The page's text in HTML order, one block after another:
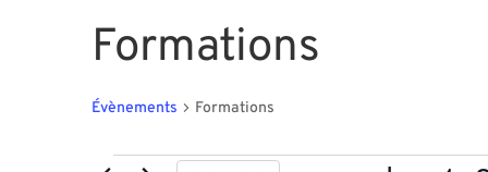
Formations
Évènements Formations